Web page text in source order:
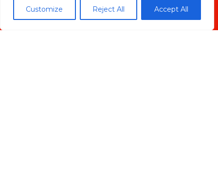
Customize Reject All Accept All